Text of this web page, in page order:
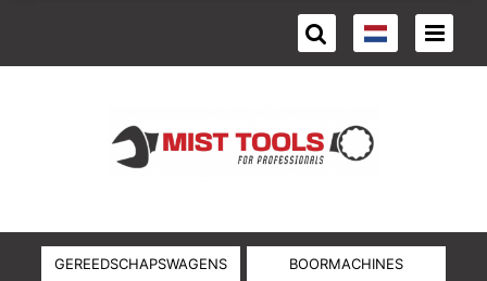
GEREEDSCHAPSWAGENS BOORMACHINES